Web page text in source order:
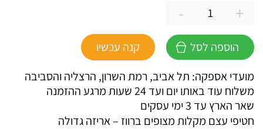
+כמות
של
חטיפי
מקלות
מצופים
ברווז
-
הוספה לסל
קנה עכשיו
מועדי אספקה: תל אביב, רמת השרון, הרצליה והסביבה
משלוח עוד באותו יום ועד 24 שעות מרגע ההזמנה
שאר הארץ עד 3 ימי עסקים
חטיפי עצם מקלות מצופים ברווז – אריזה גדולה